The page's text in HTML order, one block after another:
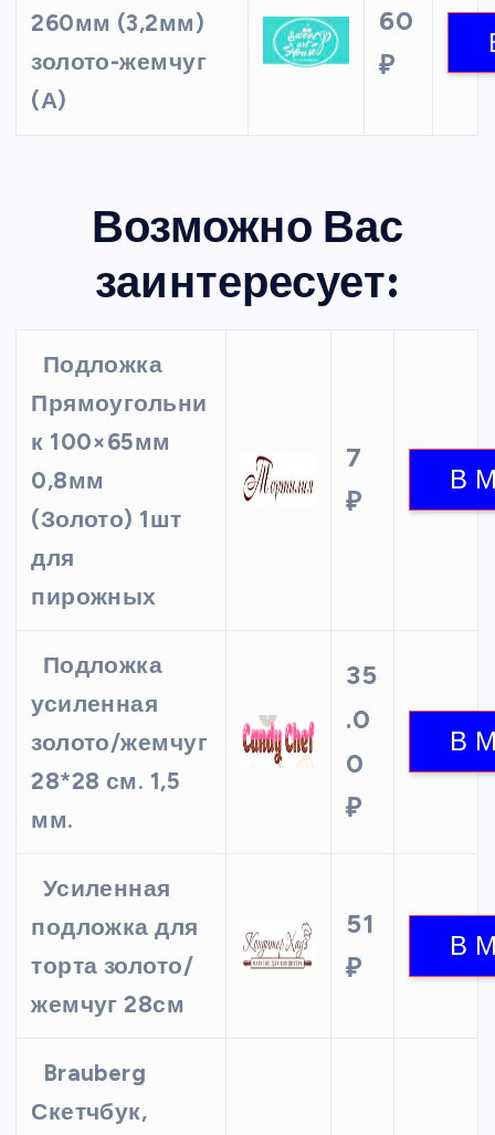
260мм (3,2мм)
золото-жемчуг
(А)
60
₽
Возможно Вас
заинтересует:
Подложка
Прямоугольни
к 100×65мм
0,8мм
(Золото) 1шт
для
пирожных
7
₽
Подложка
усиленная
золото/жемчуг
28*28 см. 1,5
мм.
35
.0
0
₽
Усиленная
подложка для
торта золото/
жемчуг 28см
51
₽
Brauberg
Скетчбук,